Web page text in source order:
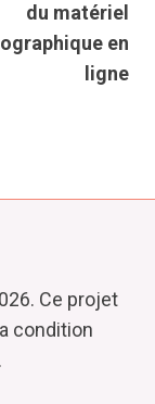
du matériel
en
ligne
Ce projet
condition